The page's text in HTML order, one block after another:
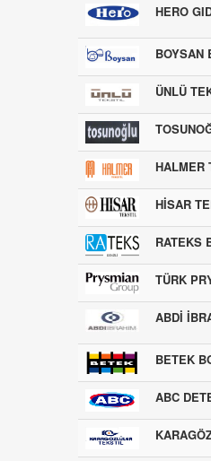
HERO
BOYSAN
ÜNLÜ
HALMER
HİSAR
RATEKS
TÜRK
ABDİ
BETEK
ABC